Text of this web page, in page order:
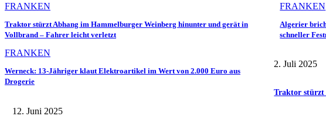
FRANKEN
Traktor stürzt Abhang im Hammelburger Weinberg hinunter und gerät in
Vollbrand – Fahrer leicht verletzt
FRANKEN
Algerier
schneller
FRANKEN
Werneck: 13-Jähriger klaut Elektroartikel im Wert von 2.000 Euro aus
Drogerie
2. Juli 2025
Traktor stürzt
12. Juni 2025